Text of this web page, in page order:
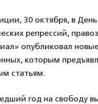
30 октября, в
репрессий,
опубликовал
которым
статьям.
год на свободу